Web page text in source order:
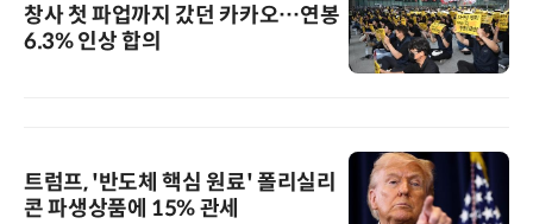
창사 첫 파업까지 갔던 카카오…연봉
6.3% 인상 합의
트럼프, '반도체 핵심 원료' 폴리실리
콘 파생상품에 15% 관세